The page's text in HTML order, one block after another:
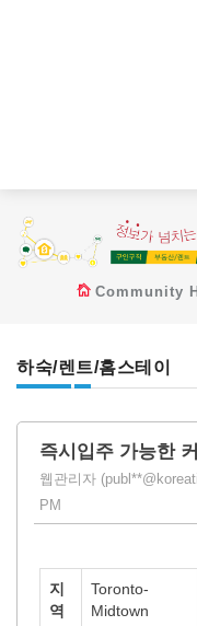
Community
하숙/렌트/홈스테이
즉시입주 가능한
웹관리자
PM
지
역
Toronto-
Midtown